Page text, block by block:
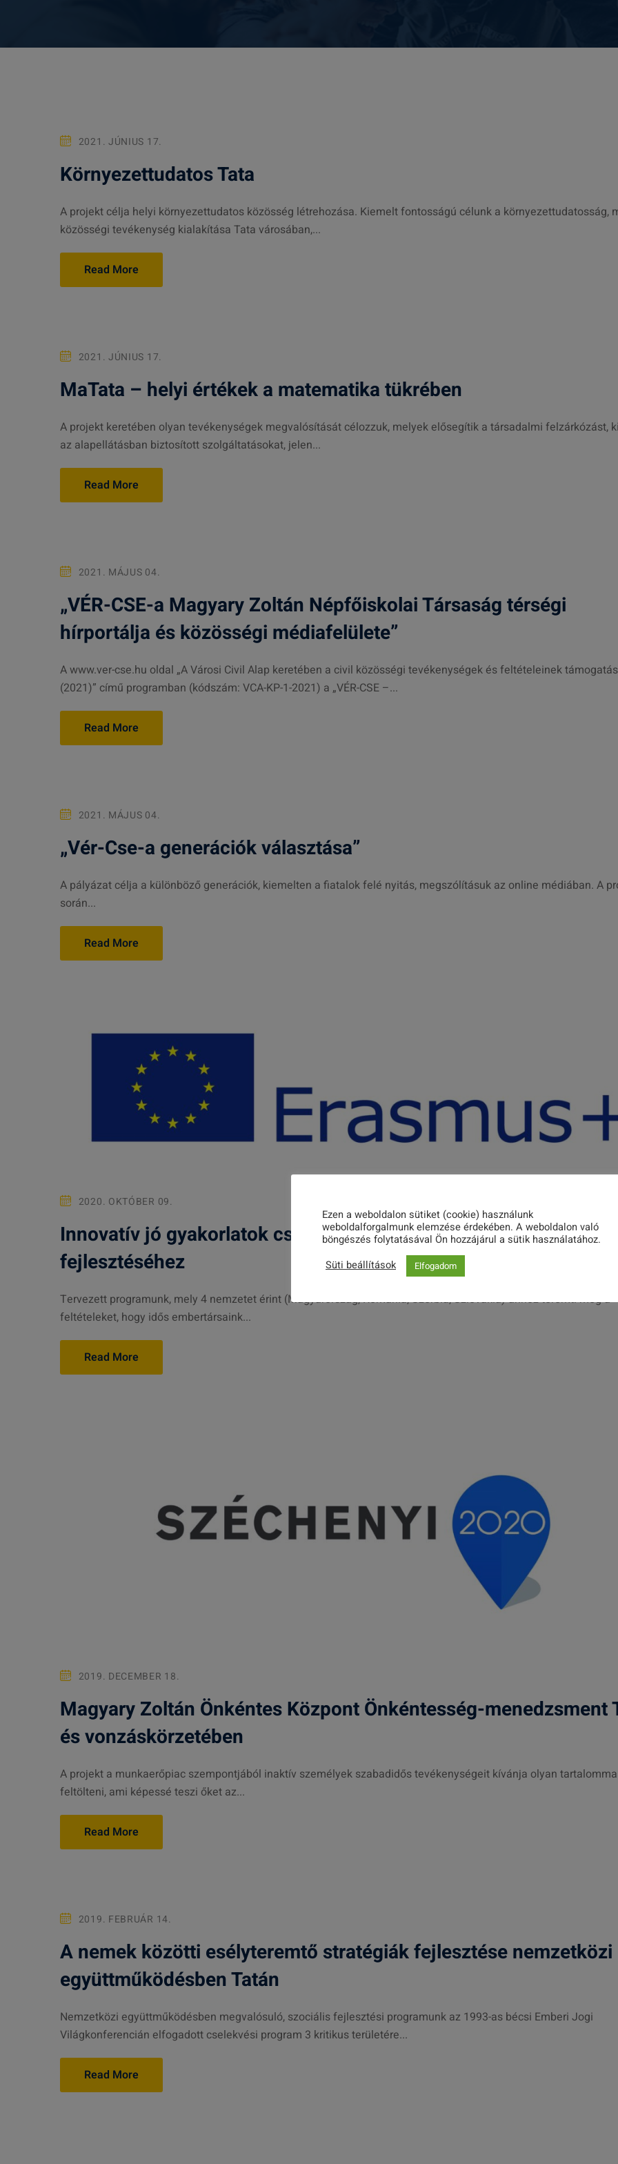
2021. JÚNIUS 17.
Környezettudatos Tata
A projekt célja helyi környezettudatos közösség létrehozása. Kiemelt fontosságú célunk a környezettudatosság,
közösségi tevékenység kialakítása Tata városában,...
Read More
2021. JÚNIUS 17.
MaTata – helyi értékek a matematika tükrében
A projekt keretében olyan tevékenységek megvalósítását célozzuk, melyek elősegítik a társadalmi felzárkózást,
az alapellátásban biztosított szolgáltatásokat, jelen...
Read More
2021. MÁJUS 04.
„VÉR-CSE-a Magyary Zoltán Népfőiskolai Társaság térségi
hírportálja és közösségi médiafelülete”
A www.ver-cse.hu oldal „A Városi Civil Alap keretében a civil közösségi tevékenységek és feltételeinek
(2021)” című programban (kódszám: VCA-KP-1-2021) a „VÉR-CSE –...
Read More
2021. MÁJUS 04.
„Vér-Cse-a generációk választása”
A pályázat célja a különböző generációk, kiemelten a fiatalok felé nyitás, megszólításuk az online médiában. A
során...
Read More
2020. OKTÓBER 09.
Innovatív jó gyakorlatok cseréje a szépkorúak digitális
fejlesztéséhez
Tervezett programunk, mely 4 nemzetet érint (Magyarország, Románia, Szerbia, Szlovákia) ahhoz teremti meg a
feltételeket, hogy idős embertársaink...
Read More
2019. DECEMBER 18.
Magyary Zoltán Önkéntes Központ Önkéntesség-menedzsment
és vonzáskörzetében
A projekt a munkaerőpiac szempontjából inaktív személyek szabadidős tevékenységeit kívánja olyan
feltölteni, ami képessé teszi őket az...
Read More
2019. FEBRUÁR 14.
A nemek közötti esélyteremtő stratégiák fejlesztése nemzetközi
együttműködésben Tatán
Nemzetközi együttműködésben megvalósuló, szociális fejlesztési programunk az 1993-as bécsi Emberi Jogi
Világkonferencián elfogadott cselekvési program 3 kritikus területére...
Read More
Ezen a weboldalon sütiket (cookie) használunk
weboldalforgalmunk elemzése érdekében. A weboldalon való
böngészés folytatásával Ön hozzájárul a sütik használatához.
Süti beállítások
Elfogadom